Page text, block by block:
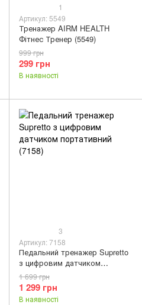
1
Артикул: 5549
Тренажер AIRM HEALTH
Фітнес Тренер (5549)
299 грн
999 грн
В наявності
3
Артикул: 7158
Педальний тренажер Supretto
з цифровим датчиком
портативний (7158)
1 299 грн
1 699 грн
В наявності